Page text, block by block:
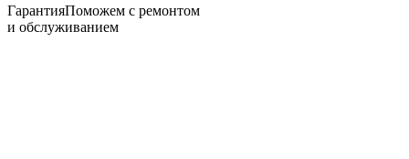
ГарантияПоможем с ремонтом
и обслуживанием